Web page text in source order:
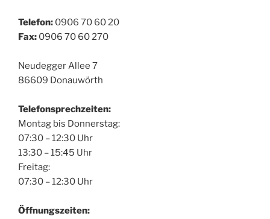
Telefon: 0906 70 60 20
Fax: 0906 70 60 270
Neudegger Allee 7
86609 Donauwörth
Telefonsprechzeiten:
Montag bis Donnerstag:
07:30 – 12:30 Uhr
13:30 – 15:45 Uhr
Freitag:
07:30 – 12:30 Uhr
Öffnungszeiten: